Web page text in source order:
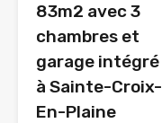
83m2 avec 3
chambres et
garage intégré
à Sainte-Croix-
En-Plaine